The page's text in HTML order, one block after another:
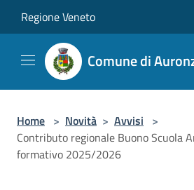
Regione Veneto
Comune di
Home > Novità > Avvisi >
Contributo regionale Buono Scuola
formativo 2025/2026